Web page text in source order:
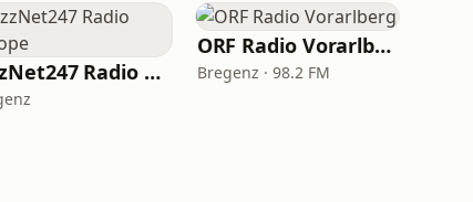
JazzNet247 Radio Europe
ORF Radio Vorarlberg
Bregenz · 98.2 FM